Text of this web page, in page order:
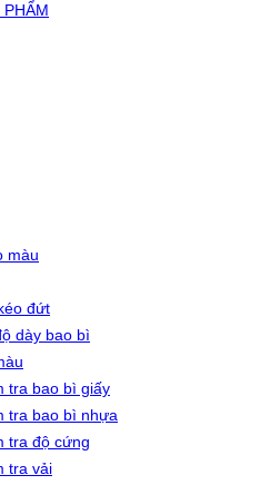
màu
đứt
dày bao bì
tra bao bì giấy
tra bao bì nhựa
tra độ cứng
tra vải